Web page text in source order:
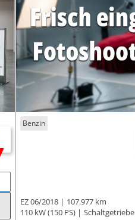
Benzin
EZ 06/2018
107.977 km
110 kW (150 PS)
Schaltgetriebe